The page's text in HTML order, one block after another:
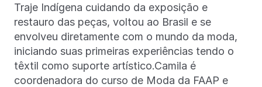
Traje Indígena cuidando da exposição e
restauro das peças, voltou ao Brasil e se
envolveu diretamente com o mundo da moda,
iniciando suas primeiras experiências tendo o
têxtil como suporte artístico.Camila é
coordenadora do curso de Moda da FAAP e